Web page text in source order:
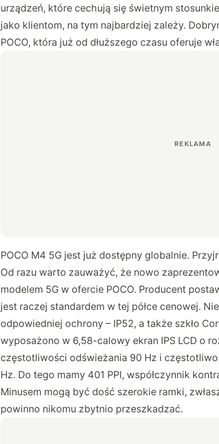
urządzeń, które cechują się świetnym
jako klientom, na tym najbardziej zależy.
POCO, która już od dłuższego czasu oferuje
POCO M4 5G jest już dostępny globalnie.
Od razu warto zauważyć, że nowo
modelem 5G w ofercie POCO. Producent
jest raczej standardem w tej półce cenowej.
odpowiedniej ochrony – IP52, a także szkło
wyposażono w 6,58-calowy ekran IPS LCD o
częstotliwości odświeżania 90 Hz i
Hz. Do tego mamy 401 PPI, współczynnik
Minusem mogą być dość szerokie ramki,
powinno nikomu zbytnio przeszkadzać.